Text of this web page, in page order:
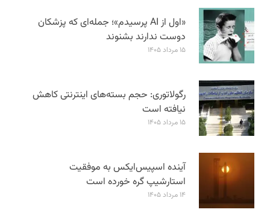
«اول از AI پرسیدم»؛ جمله‌ای که پزشکان
دوست ندارند بشنوند
۱۵ مرداد ۱۴۰۵
رگولاتوری: حجم بسته‌های اینترنتی کاهش
نیافته است
۱۵ مرداد ۱۴۰۵
آینده اسپیس‌ایکس به موفقیت
استارشیپ گره خورده است
۱۴ مرداد ۱۴۰۵